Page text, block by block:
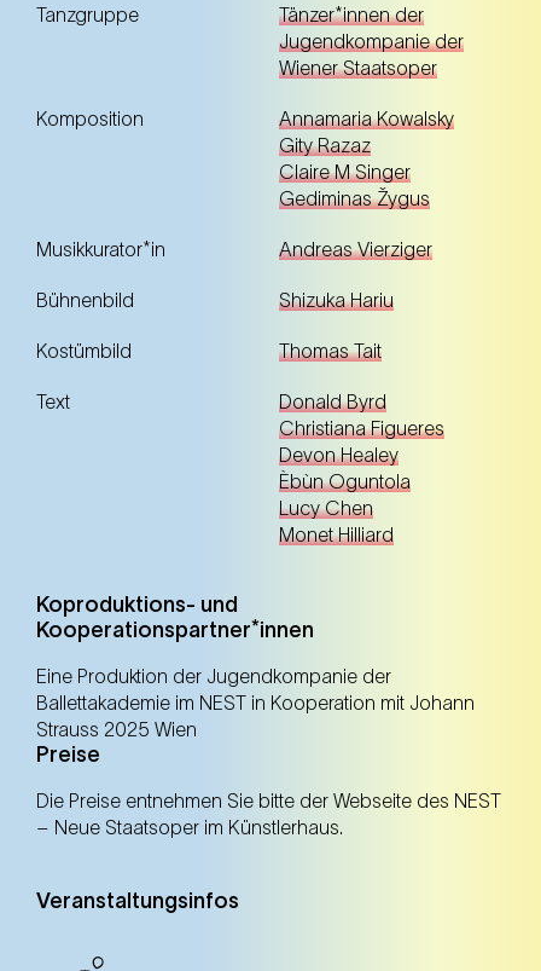
NEST – Neue Staatsoper im Künstlerhaus (1.
NEST – Neue Staatsoper im Künstlerhaus (1. Bezirk)
Schulvorstellung
Anmelden
NEST – Neue Staatsoper im Künstlerhaus (1.
NEST – Neue Staatsoper im Künstlerhaus (1. Bezirk)
Schulvorstellung
Anmelden
17. Okt.
Freitag
Bezirk)
NEST – Neue Staatsoper im Künstlerhaus (1. Bezirk)
Anmelden
Tanzgruppe
Tänzer*innen der
Jugendkompanie der
Wiener Staatsoper
Komposition
Annamaria Kowalsky
Gity Razaz
Claire M Singer
Gediminas Žygus
Musikkurator*in Andreas Vierziger
Bühnenbild Shizuka Hariu
Kostümbild Thomas Tait
Text
Donald Byrd
Christiana Figueres
Devon Healey
Èbùn Oguntola
Lucy Chen
Monet Hilliard
Koproduktions- und
Kooperationspartner*innen
Eine Produktion der Jugendkompanie der
Ballettakademie im NEST in Kooperation mit Johann
Strauss 2025 Wien
Preise
Die Preise entnehmen Sie bitte der Webseite des NEST
– Neue Staatsoper im Künstlerhaus.
Veranstaltungsinfos